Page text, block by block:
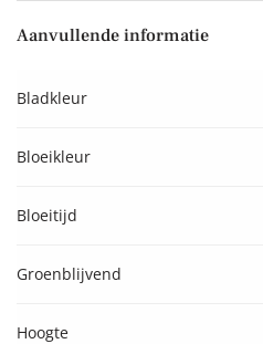
Aanvullende informatie
Bladkleur
Bloeikleur
Bloeitijd
Groenblijvend
Hoogte